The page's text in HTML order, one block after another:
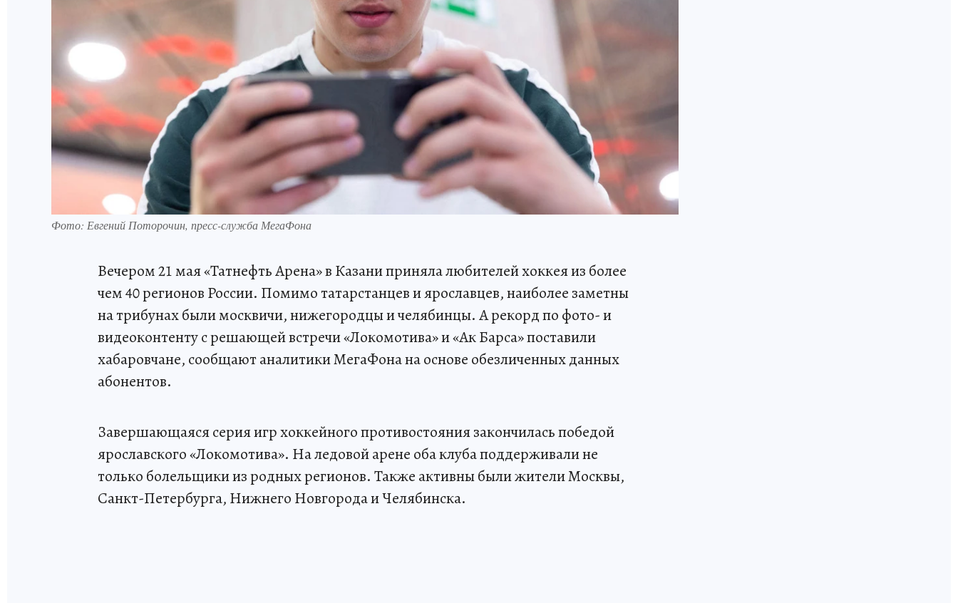
Фото: Евгений Поторочин, пресс-служба МегаФона
Вечером 21 мая «Татнефть Арена» в Казани приняла любителей хоккея из более
чем 40 регионов России. Помимо татарстанцев и ярославцев, наиболее заметны
на трибунах были москвичи, нижегородцы и челябинцы. А рекорд по фото- и
видеоконтенту с решающей встречи «Локомотива» и «Ак Барса» поставили
хабаровчане, сообщают аналитики МегаФона на основе обезличенных данных
абонентов.
Завершающаяся серия игр хоккейного противостояния закончилась победой
ярославского «Локомотива». На ледовой арене оба клуба поддерживали не
только болельщики из родных регионов. Также активны были жители Москвы,
Санкт-Петербурга, Нижнего Новгорода и Челябинска.